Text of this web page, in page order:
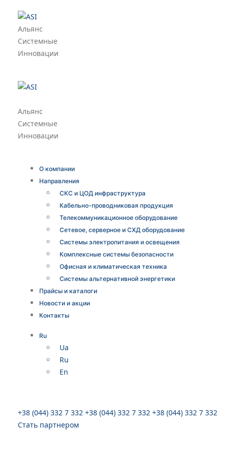
Альянс
Системные
Инновации
Альянс
Системные
Инновации
О компании
Направления
СКС и ЦОД инфраструктура
Кабельно-проводниковая продукция
Телекоммуникационное оборудование
Сетевое, серверное и СХД оборудование
Системы электропитания и освещения
Комплексные системы безопасности
Офисная и климатическая техника
Системы альтернативной энергетики
Прайсы и каталоги
Новости и акции
Контакты
Ru
Ua
Ru
En
+38 (044) 332 7 332 +38 (044) 332 7 332 +38 (044) 332 7 332
Стать партнером